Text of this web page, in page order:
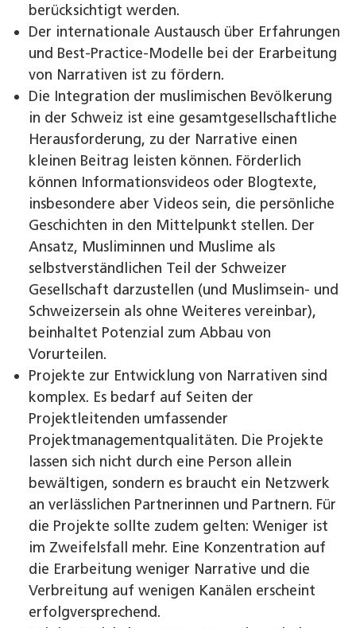
berücksichtigt werden.
Der internationale Austausch über Erfahrungen
und Best-Practice-Modelle bei der Erarbeitung
von Narrativen ist zu fördern.
Die Integration der muslimischen Bevölkerung
in der Schweiz ist eine gesamtgesellschaftliche
Heraus­forderung, zu der Narrative einen
kleinen Beitrag leisten können. Förderlich
können Informationsvideos oder Blogtexte,
insbesondere aber Videos sein, die persönliche
Geschichten in den Mittelpunkt stellen. Der
Ansatz, Mus­liminnen und Muslime als
selbstverständlichen Teil der Schweizer
Gesellschaft darzustellen (und Muslimsein- und
Schweizersein als ohne Weiteres vereinbar),
beinhaltet ­Potenzial zum Abbau von
Vorurteilen.
Projekte zur Entwicklung von Narrativen sind
komplex. Es bedarf auf Seiten der
Projektleitenden umfassender
Projektmanagementqualitäten. Die Projekte
lassen sich nicht durch eine Person allein
bewältigen, sondern es braucht ein Netzwerk
an verlässlichen Partnerinnen und Partnern. Für
die Projekte sollte zudem gelten: Weniger ist
im Zweifelsfall mehr. Eine Konzentration auf
die Erarbeitung weniger Narrative und die
Verbreitung auf wenigen Kanälen erscheint
erfolgversprechend.